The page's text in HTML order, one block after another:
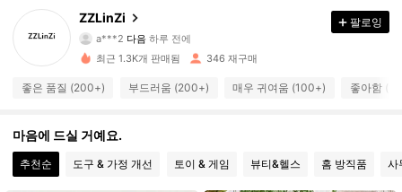
ZZLinZi
4.89
358 팔로워
p***i가 탐색 중입니다
4.89
358 팔로워
4.89 358 팔로워
4.89
팔로잉
최근 1.3K개 판매됨 346 재구매
좋은 품질 (200+) 부드러움 (200+) 매우 귀여움 (100+) 좋아함
마음에 드실 거예요.
추천순 도구 & 가정 개선 토이 & 게임 뷰티&헬스 홈 방직품 사